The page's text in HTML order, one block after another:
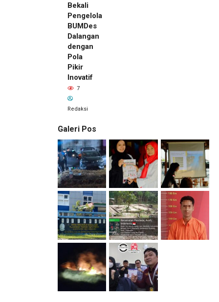
Bekali
Pengelola
BUMDes
Dalangan
dengan
Pola
Pikir
Inovatif
7
Redaksi
Galeri Pos
1 hari lalu
Pemilik